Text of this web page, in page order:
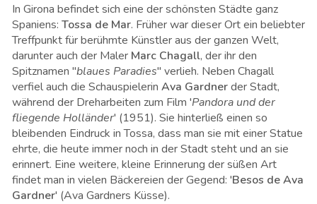
In Girona befindet sich eine der schönsten Städte ganz
Spaniens: Tossa de Mar. Früher war dieser Ort ein beliebter
Treffpunkt für berühmte Künstler aus der ganzen Welt,
darunter auch der Maler Marc Chagall, der ihr den
Spitznamen "blaues Paradies" verlieh. Neben Chagall
verfiel auch die Schauspielerin Ava Gardnerder Stadt,
während der Dreharbeiten zum Film 'Pandora und der
fliegende Holländer' (1951). Sie hinterließ einen so
bleibenden Eindruck in Tossa, dass man sie mit einer Statue
ehrte, die heute immer noch in der Stadt steht und an sie
erinnert. Eine weitere, kleine Erinnerung der süßen Art
findet man in vielen Bäckereien der Gegend: 'Besos de Ava
Gardner' (Ava Gardners Küsse).